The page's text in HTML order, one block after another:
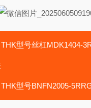
THK型号丝杠MDK1404-
THK型号BNFN2005-